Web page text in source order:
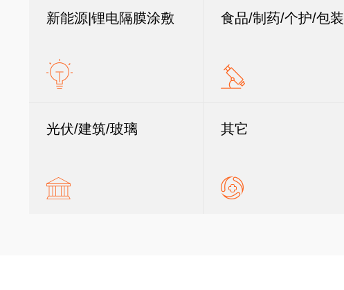
新能源|锂电隔膜涂敷 食品/制药/个护/包装
光伏/建筑/玻璃 其它